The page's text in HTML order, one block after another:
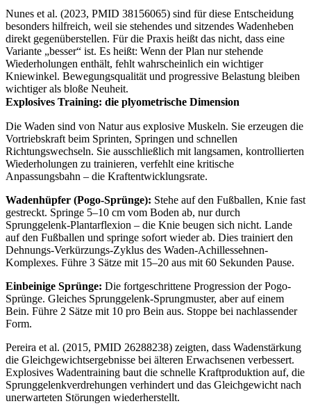
Nunes et al. (2023, PMID 38156065) sind für diese Entscheidung
besonders hilfreich, weil sie stehendes und sitzendes Wadenheben
direkt gegenüberstellen. Für die Praxis heißt das nicht, dass eine
Variante „besser“ ist. Es heißt: Wenn der Plan nur stehende
Wiederholungen enthält, fehlt wahrscheinlich ein wichtiger
Kniewinkel. Bewegungsqualität und progressive Belastung bleiben
wichtiger als bloße Neuheit.
Explosives Training: die plyometrische Dimension
Die Waden sind von Natur aus explosive Muskeln. Sie erzeugen die
Vortriebskraft beim Sprinten, Springen und schnellen
Richtungswechseln. Sie ausschließlich mit langsamen, kontrollierten
Wiederholungen zu trainieren, verfehlt eine kritische
Anpassungsbahn – die Kraftentwicklungsrate.
Wadenhüpfer (Pogo-Sprünge): Stehe auf den Fußballen, Knie fast
gestreckt. Springe 5–10 cm vom Boden ab, nur durch
Sprunggelenk-Plantarflexion – die Knie beugen sich nicht. Lande
auf den Fußballen und springe sofort wieder ab. Dies trainiert den
Dehnungs-Verkürzungs-Zyklus des Waden-Achillessehnen-
Komplexes. Führe 3 Sätze mit 15–20 aus mit 60 Sekunden Pause.
Einbeinige Sprünge: Die fortgeschrittene Progression der Pogo-
Sprünge. Gleiches Sprunggelenk-Sprungmuster, aber auf einem
Bein. Führe 2 Sätze mit 10 pro Bein aus. Stoppe bei nachlassender
Form.
Pereira et al. (2015, PMID 26288238) zeigten, dass Wadenstärkung
die Gleichgewichtsergebnisse bei älteren Erwachsenen verbessert.
Explosives Wadentraining baut die schnelle Kraftproduktion auf, die
Sprunggelenkverdrehungen verhindert und das Gleichgewicht nach
unerwarteten Störungen wiederherstellt.